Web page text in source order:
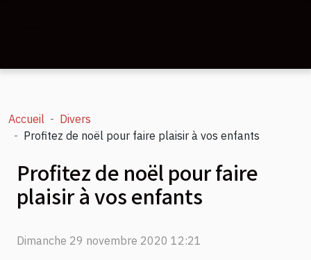
Accueil
Divers
Profitez de noël pour faire plaisir à vos enfants
Profitez de noël pour faire
plaisir à vos enfants
Dimanche 29 novembre 2020 12:21